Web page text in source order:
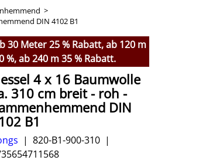
>
DIN 4102 B1
30 Meter 25 % Rabatt, ab 120 m
%, ab 240 m 35 % Rabatt.
4 x 16 Baumwolle
310 cm breit - roh -
DIN
B1
820-B1-900-310